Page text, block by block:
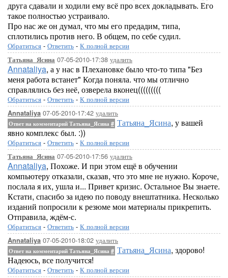
друга сдавали и ходили ему всё про всех докладывать. Его
такое полностью устраивало.
Про нас же он думал, что мы его предадим, типа,
сплотились против него. В общем, по себе судил.
Обратиться - Ответить - К полной версии
Татьяна_Ясина 07-05-2010-17:38 удалить
Annataliya, а у нас в Плехановке было что-то типа "Без
меня работа встанет" Когда поняла. что мы отлично
справлялись без неё, озверела вконец(((((((((
Обратиться - Ответить - К полной версии
Annataliya 07-05-2010-17:42 удалить
Ответ на комментарий Татьяна_Ясина # Татьяна_Ясина, у вашей
явно комплекс был. :))
Обратиться - Ответить - К полной версии
Татьяна_Ясина 07-05-2010-17:56 удалить
Annataliya, Похоже. И при этом ещё в обучении
компьютеру отказали, сказав, что это мне не нужно. Короче,
послала я их, ушла и... Привет кризис. Остальное Вы знаете.
Кстати, спасибо за идею по поводу внештатника. Несколько
изданий попросили к резюме мои материалы прикрепить.
Отправила, ждём-с.
Обратиться - Ответить - К полной версии
Annataliya 07-05-2010-18:02 удалить
Ответ на комментарий Татьяна_Ясина # Татьяна_Ясина, здорово!
Надеюсь, все получится!
Обратиться - Ответить - К полной версии